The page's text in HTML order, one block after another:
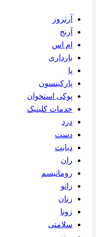
آرتروز
آرنج
ام اس
بارداری
پا
پارکینسون
پوکی استخوان
خدمات کلینیک
درد
دست
دیابت
ران
روماتیسم
زانو
زنان
زونا
سلامتی